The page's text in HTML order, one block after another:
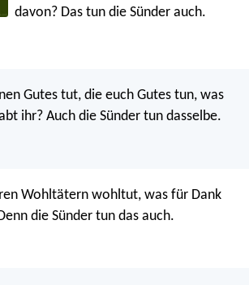
davon? Das tun die Sünder auch.
Gutes tut, die euch Gutes tun, was
ihr? Auch die Sünder tun dasselbe.
Wohltätern wohltut, was für Dank
die Sünder tun das auch.